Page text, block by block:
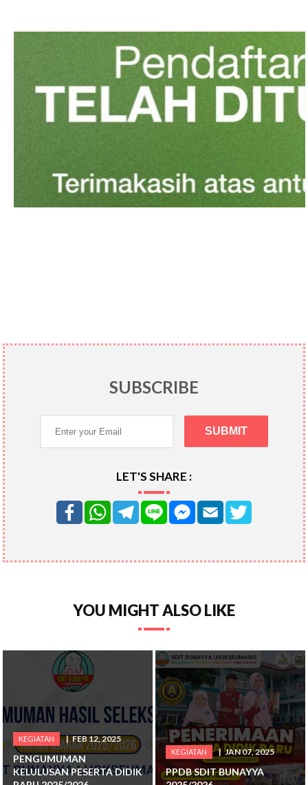
SUBSCRIBE
LET'S SHARE :
YOU MIGHT ALSO LIKE
KEGIATAN FEB 12, 2025
PENGUMUMAN
KELULUSAN PESERTA DIDIK
KEGIATAN JAN 07, 2025
PPDB SDIT BUNAYYA